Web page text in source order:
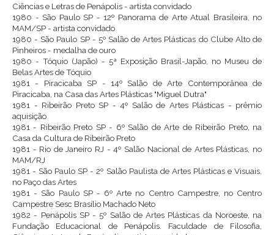
Ciências e Letras de Penápolis - artista convidado
1980 - São Paulo SP - 12º Panorama de Arte Atual Brasileira, no
MAM/SP - artista convidado
1980 - São Paulo SP - 5º Salão de Artes Plásticas do Clube Alto de
Pinheiros - medalha de ouro
1980 - Tóquio (Japão) - 5ª Exposição Brasil-Japão, no Museu de
Belas Artes de Tóquio
1981 - Piracicaba SP - 14º Salão de Arte Contemporânea de
Piracicaba, na Casa das Artes Plásticas "Miguel Dutra"
1981 - Ribeirão Preto SP - 4º Salão de Artes Plásticas - prêmio
aquisição
1981 - Ribeirão Preto SP - 6º Salão de Arte de Ribeirão Preto, na
Casa da Cultura de Ribeirão Preto
1981 - Rio de Janeiro RJ - 4º Salão Nacional de Artes Plásticas, no
MAM/RJ
1981 - São Paulo SP - 2º Salão Paulista de Artes Plásticas e Visuais,
no Paço das Artes
1981 - São Paulo SP - 6º Arte no Centro Campestre, no Centro
Campestre Sesc Brasílio Machado Neto
1982 - Penápolis SP - 5º Salão de Artes Plásticas da Noroeste, na
Fundação Educacional de Penápolis. Faculdade de Filosofia,